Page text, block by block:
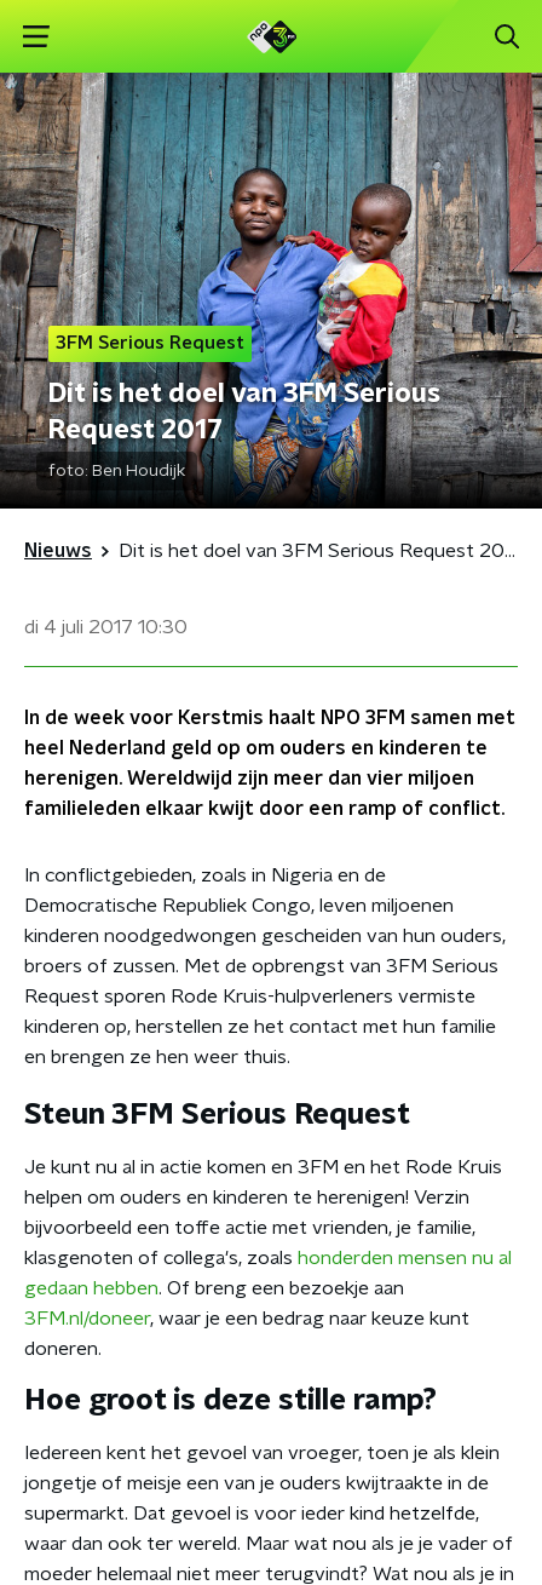
3FM Serious Request
Dit is het doel van 3FM Serious
Request 2017
foto: Ben Houdijk
Nieuws Dit is het doel van 3FM Serious Request 2017
di 4 juli 2017 10:30
In de week voor Kerstmis haalt NPO 3FM samen met
heel Nederland geld op om ouders en kinderen te
herenigen. Wereldwijd zijn meer dan vier miljoen
familieleden elkaar kwijt door een ramp of conflict.
In conflictgebieden, zoals in Nigeria en de
Democratische Republiek Congo, leven miljoenen
kinderen noodgedwongen gescheiden van hun ouders,
broers of zussen. Met de opbrengst van 3FM Serious
Request sporen Rode Kruis-hulpverleners vermiste
kinderen op, herstellen ze het contact met hun familie
en brengen ze hen weer thuis.
Steun 3FM Serious Request
Je kunt nu al in actie komen en 3FM en het Rode Kruis
helpen om ouders en kinderen te herenigen! Verzin
bijvoorbeeld een toffe actie met vrienden, je familie,
klasgenoten of collega's, zoals honderden mensen nu al
gedaan hebben. Of breng een bezoekje aan
3FM.nl/doneer, waar je een bedrag naar keuze kunt
doneren.
Hoe groot is deze stille ramp?
Iedereen kent het gevoel van vroeger, toen je als klein
jongetje of meisje een van je ouders kwijtraakte in de
supermarkt. Dat gevoel is voor ieder kind hetzelfde,
waar dan ook ter wereld. Maar wat nou als je je vader of
moeder helemaal niet meer terugvindt? Wat nou als je in